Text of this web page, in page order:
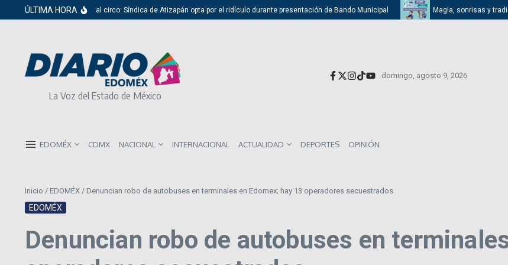
Saltar al contenido
ÚLTIMA HORA
Del cabildo al circo: Síndica de Atizapán opta por el ridículo durante presentación de Bando Municipal Magia, sonrisas y tradición:
La Voz del Estado de México
domingo, agosto 9, 2026
EDOMÉX CDMX NACIONAL INTERNACIONAL ACTUALIDAD DEPORTES OPINIÓN
Inicio / EDOMÉX / Denuncian robo de autobuses en terminales en Edomex; hay 13 operadores secuestrados
EDOMÉX
Denuncian robo de autobuses en